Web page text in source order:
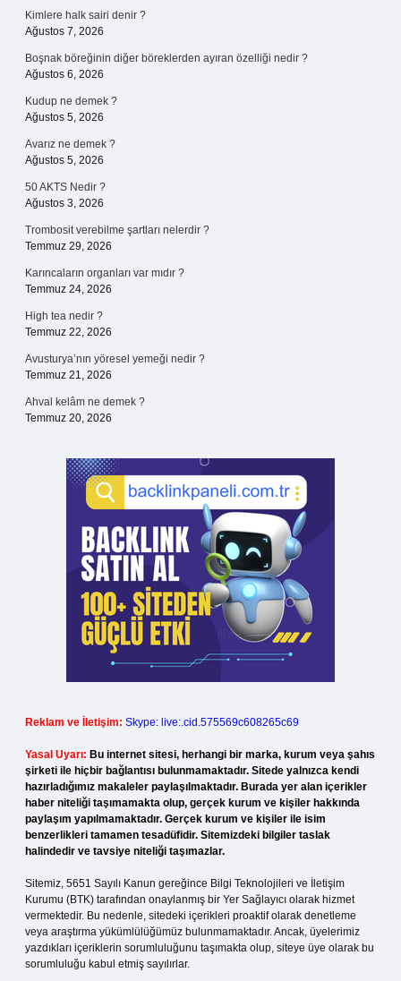
Kimlere halk sairi denir ?
Ağustos 7, 2026
Boşnak böreğinin diğer böreklerden ayıran özelliği nedir ?
Ağustos 6, 2026
Kudup ne demek ?
Ağustos 5, 2026
Avarız ne demek ?
Ağustos 5, 2026
50 AKTS Nedir ?
Ağustos 3, 2026
Trombosit verebilme şartları nelerdir ?
Temmuz 29, 2026
Karıncaların organları var mıdır ?
Temmuz 24, 2026
High tea nedir ?
Temmuz 22, 2026
Avusturya’nın yöresel yemeği nedir ?
Temmuz 21, 2026
Ahval kelâm ne demek ?
Temmuz 20, 2026
Reklam ve İletişim: Skype: live:.cid.575569c608265c69
Yasal Uyarı: Bu internet sitesi, herhangi bir marka, kurum veya şahıs
şirketi ile hiçbir bağlantısı bulunmamaktadır. Sitede yalnızca kendi
hazırladığımız makaleler paylaşılmaktadır. Burada yer alan içerikler
haber niteliği taşımamakta olup, gerçek kurum ve kişiler hakkında
paylaşım yapılmamaktadır. Gerçek kurum ve kişiler ile isim
benzerlikleri tamamen tesadüfidir. Sitemizdeki bilgiler taslak
halindedir ve tavsiye niteliği taşımazlar.
Sitemiz, 5651 Sayılı Kanun gereğince Bilgi Teknolojileri ve İletişim
Kurumu (BTK) tarafından onaylanmış bir Yer Sağlayıcı olarak hizmet
vermektedir. Bu nedenle, sitedeki içerikleri proaktif olarak denetleme
veya araştırma yükümlülüğümüz bulunmamaktadır. Ancak, üyelerimiz
yazdıkları içeriklerin sorumluluğunu taşımakta olup, siteye üye olarak bu
sorumluluğu kabul etmiş sayılırlar.